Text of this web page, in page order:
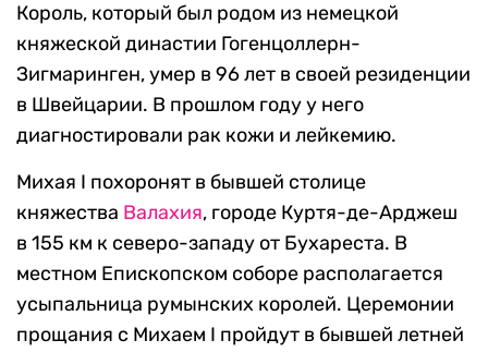
Король, который был родом из немецкой
княжеской династии Гогенцоллерн-
Зигмаринген, умер в 96 лет в своей резиденции
в Швейцарии. В прошлом году у него
диагностировали рак кожи и лейкемию.
Михая I похоронят в бывшей столице
княжества Валахия, городе Куртя-де-Арджеш
в 155 км к северо-западу от Бухареста. В
местном Епископском соборе располагается
усыпальница румынских королей. Церемонии
прощания с Михаем I пройдут в бывшей летней